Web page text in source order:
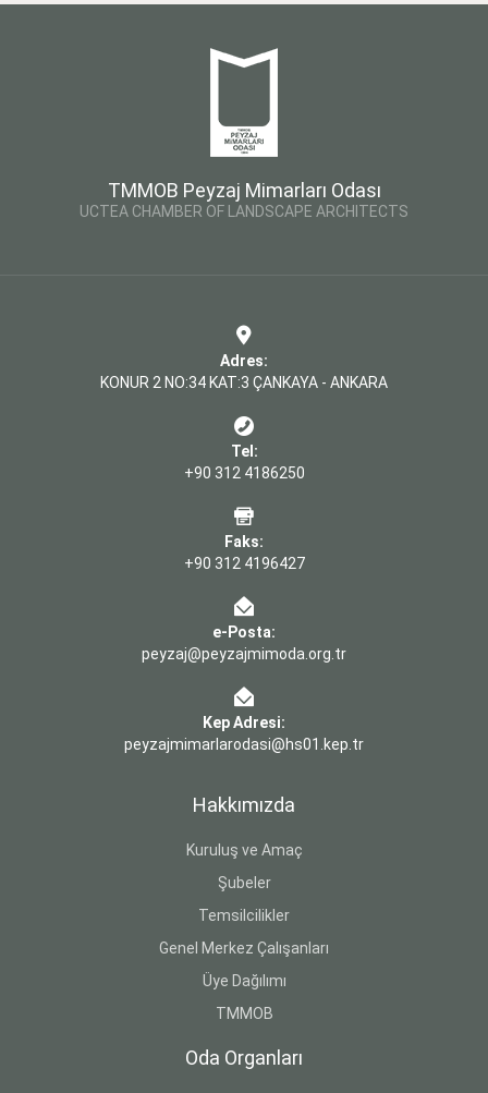
TMMOB Peyzaj Mimarları Odası
UCTEA CHAMBER OF LANDSCAPE ARCHITECTS
Adres:
KONUR 2 NO:34 KAT:3 ÇANKAYA - ANKARA
Tel:
+90 312 4186250
Faks:
+90 312 4196427
e-Posta:
peyzaj@peyzajmimoda.org.tr
Kep Adresi:
peyzajmimarlarodasi@hs01.kep.tr
Hakkımızda
Kuruluş ve Amaç
Şubeler
Temsilcilikler
Genel Merkez Çalışanları
Üye Dağılımı
TMMOB
Oda Organları